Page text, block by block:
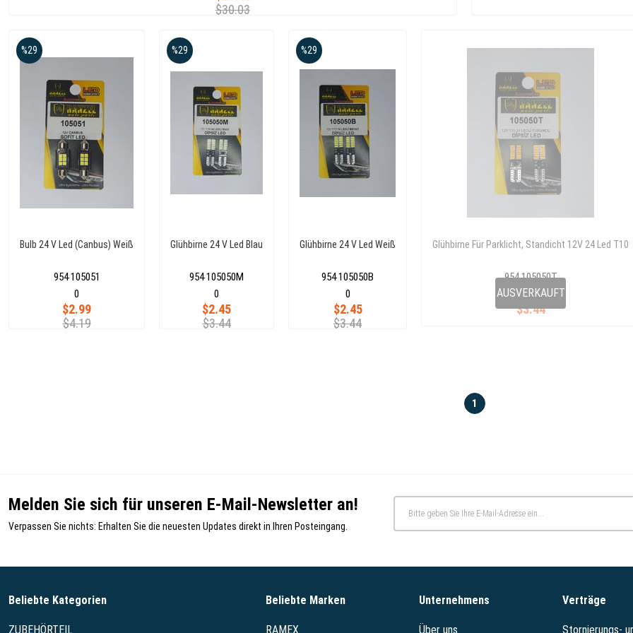
$30.03
Bulb 24 V Led (Canbus) Weiß
954 105051
$2.99
$4.19
%29
0
Glühbirne 24 V Led Blau
954 105050M
$2.45
$3.44
%29
0
Glühbirne 24 V Led Weiß
954 105050B
$2.45
$3.44
%29
0 AUSVERKAUFT
Glühbirne Für Parklicht, Standicht 12V 24 Led T10
954 105050T
$3.44
0
1
Melden Sie sich für unseren E-Mail-Newsletter an!
Verpassen Sie nichts: Erhalten Sie die neuesten Updates direkt in Ihren Posteingang.
Beliebte Kategorien
ZUBEHÖRTEIL
Beliebte Marken
RAMEX
Unternehmens
Über uns
Verträge
Stornierungs-